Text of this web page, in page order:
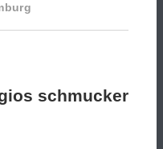
schmucker